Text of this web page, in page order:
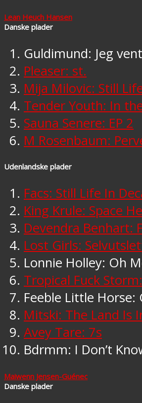
Lean Heuch Hansen
Danske plader
Guldimund: Jeg
Pleaser: st.
Mija Milovic: Still
Tender Youth: In
Sauna Senere: EP 2
M Rosenbaum:
Udenlandske plader
Facs: Still Life In
King Krule: Space
Devendra Benhart:
Lost Girls:
Lonnie Holley: Oh
Tropical Fuck
Feeble Little Horse:
Mitski: The Land Is
Avey Tare: 7s
Bdrmm: I Don’t
Maiwenn Jensen-Guénec
Danske plader